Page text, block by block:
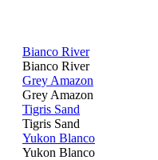
Bianco River
Bianco River
Grey Amazon
Grey Amazon
Tigris Sand
Tigris Sand
Yukon Blanco
Yukon Blanco